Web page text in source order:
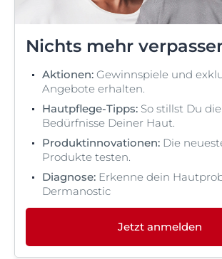
Nichts mehr
Aktionen: Gewinnspiele und
Angebote erhalten.
Hautpflege-Tipps: So stillst Du die
Bedürfnisse Deiner Haut.
Produktinnovationen: Die
Produkte testen.
Diagnose: Erkenne dein
Dermanostic
Jetzt anmelden